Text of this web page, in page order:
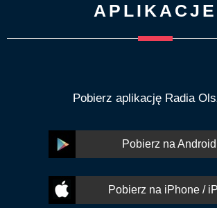
APLIKACJE
Pobierz aplikację Radia
Pobierz na Android
Pobierz na iPhone /